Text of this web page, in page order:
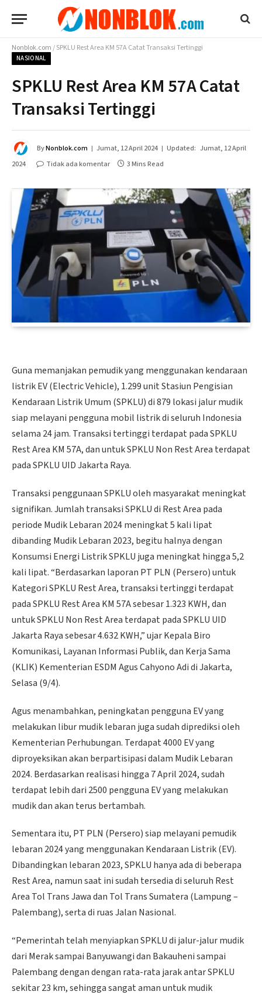
Nonblok.com/SPKLU Rest Area KM 57A Catat Transaksi Tertinggi
NASIONAL
SPKLU Rest Area KM 57A Catat
Transaksi Tertinggi
ByNonblok.com Jumat, 12 April 2024 Updated: Jumat, 12 April
2024
Tidak ada komentar 3 Mins Read
Guna memanjakan pemudik yang menggunakan kendaraan
listrik EV (Electric Vehicle), 1.299 unit Stasiun Pengisian
Kendaraan Listrik Umum (SPKLU) di 879 lokasi jalur mudik
siap melayani pengguna mobil listrik di seluruh Indonesia
selama 24 jam. Transaksi tertinggi terdapat pada SPKLU
Rest Area KM 57A, dan untuk SPKLU Non Rest Area terdapat
pada SPKLU UID Jakarta Raya.
Transaksi penggunaan SPKLU oleh masyarakat meningkat
signifikan. Jumlah transaksi SPKLU di Rest Area pada
periode Mudik Lebaran 2024 meningkat 5 kali lipat
dibanding Mudik Lebaran 2023, begitu halnya dengan
Konsumsi Energi Listrik SPKLU juga meningkat hingga 5,2
kali lipat. “Berdasarkan laporan PT PLN (Persero) untuk
Kategori SPKLU Rest Area, transaksi tertinggi terdapat
pada SPKLU Rest Area KM 57A sebesar 1.323 KWH, dan
untuk SPKLU Non Rest Area terdapat pada SPKLU UID
Jakarta Raya sebesar 4.632 KWH,” ujar Kepala Biro
Komunikasi, Layanan Informasi Publik, dan Kerja Sama
(KLIK) Kementerian ESDM Agus Cahyono Adi di Jakarta,
Selasa (9/4).
Agus menambahkan, peningkatan pengguna EV yang
melakukan libur mudik lebaran juga sudah diprediksi oleh
Kementerian Perhubungan. Terdapat 4000 EV yang
diproyeksikan akan berpartisipasi dalam Mudik Lebaran
2024. Berdasarkan realisasi hingga 7 April 2024, sudah
terdapat lebih dari 2500 pengguna EV yang melakukan
mudik dan akan terus bertambah.
Sementara itu, PT PLN (Persero) siap melayani pemudik
lebaran 2024 yang menggunakan Kendaraan Listrik (EV).
Dibandingkan lebaran 2023, SPKLU hanya ada di beberapa
Rest Area, namun saat ini sudah tersedia di seluruh Rest
Area Tol Trans Jawa dan Tol Trans Sumatera (Lampung –
Palembang), serta di ruas Jalan Nasional.
“Pemerintah telah menyiapkan SPKLU di jalur-jalur mudik
dari Merak sampai Banyuwangi dan Bakauheni sampai
Palembang dengan dengan rata-rata jarak antar SPKLU
sekitar 23 km, sehingga sangat aman untuk mudik